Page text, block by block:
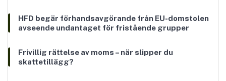
HFD begär förhandsavgörande från EU-domstolen
avseende undantaget för fristående grupper
Frivillig rättelse av moms – när slipper du
skattetillägg?